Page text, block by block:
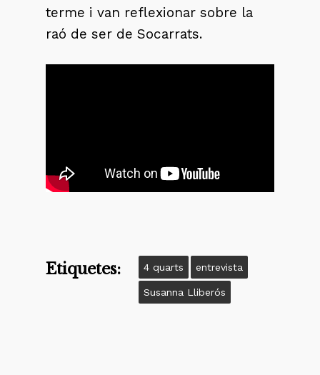
terme i van reflexionar sobre la
raó de ser de Socarrats.
Etiquetes: 4 quarts entrevista
Susanna Lliberós